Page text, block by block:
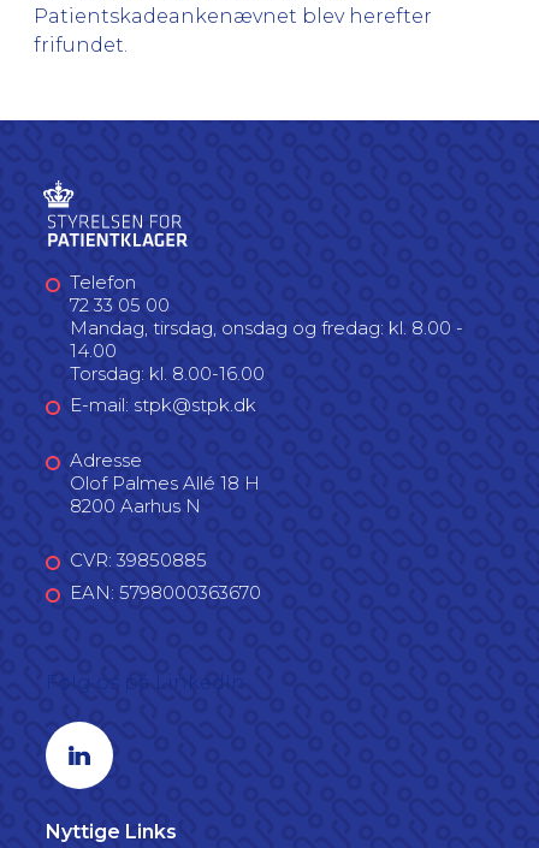
Patientskadeankenævnet blev herefter
frifundet.
Telefon
72 33 05 00
Mandag, tirsdag, onsdag og fredag: kl. 8.00 -
14.00
Torsdag: kl. 8.00-16.00
E-mail: stpk@stpk.dk
Adresse
Olof Palmes Allé 18 H
8200 Aarhus N
CVR: 39850885
EAN: 5798000363670
Linkedin profil
Nyttige Links